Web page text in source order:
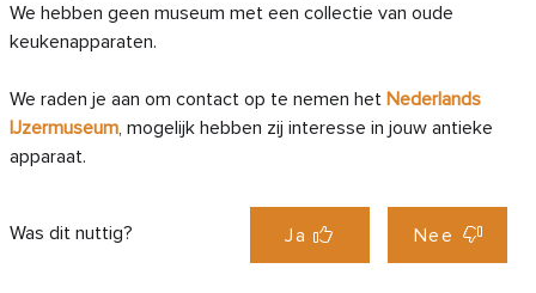
We hebben geen museum met een collectie van oude
keukenapparaten.
We raden je aan om contact op te nemen het Nederlands
IJzermuseum, mogelijk hebben zij interesse in jouw antieke
apparaat.
Was dit nuttig? Ja Nee